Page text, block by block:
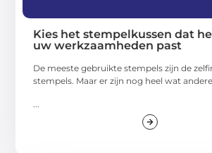
Kies het stempelkussen dat
uw werkzaamheden past
De meeste gebruikte stempels zijn de
stempels. Maar er zijn nog heel wat andere